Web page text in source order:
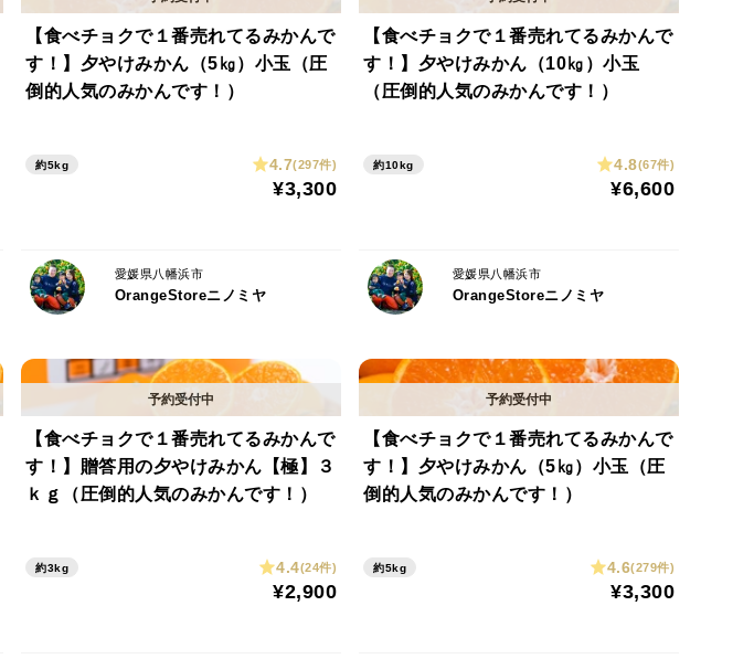
【食べチョクで１番売れてるみかんで
す！】夕やけみかん（5㎏）小玉（圧
倒的人気のみかんです！）
約5kg 4.7(297件)
¥3,300
愛媛県八幡浜市
OrangeStoreニノミヤ
【食べチョクで１番売れてるみかんで
す！】夕やけみかん（10㎏）小玉
（圧倒的人気のみかんです！）
約10kg 4.8(67件)
¥6,600
愛媛県八幡浜市
OrangeStoreニノミヤ
【食べチョクで１番売れてるみかんで
す！】贈答用の夕やけみかん【極】３
ｋｇ（圧倒的人気のみかんです！）
約3kg 4.4(24件)
¥2,900
【食べチョクで１番売れてるみかんで
す！】夕やけみかん（5㎏）小玉（圧
倒的人気のみかんです！）
約5kg 4.6(279件)
¥3,300